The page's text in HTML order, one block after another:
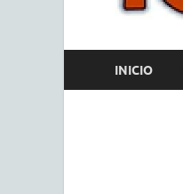
INICIO